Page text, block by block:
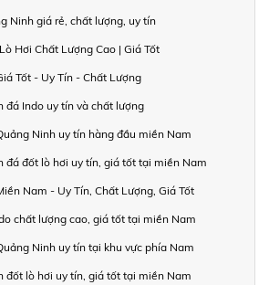
Ninh giá rẻ, chất lượng, uy tín
Hơi Chất Lượng Cao | Giá Tốt
Tốt - Uy Tín - Chất Lượng
đá Indo uy tín và chất lượng
Ninh uy tín hàng đầu miền Nam
đá đốt lò hơi uy tín, giá tốt tại miền Nam
Nam - Uy Tín, Chất Lượng, Giá Tốt
chất lượng cao, giá tốt tại miền Nam
Ninh uy tín tại khu vực phía Nam
đốt lò hơi uy tín, giá tốt tại miền Nam